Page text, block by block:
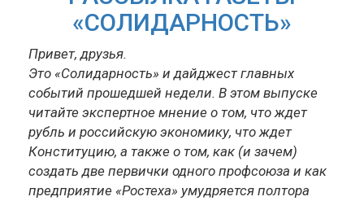
«СОЛИДАРНОСТЬ»
Привет, друзья.
Это «Солидарность» и дайджест главных
событий прошедшей недели. В этом выпуске
читайте экспертное мнение о том, что ждет
рубль и российскую экономику, что ждет
Конституцию, а также о том, как (и зачем)
создать две первички одного профсоюза и как
предприятие «Ростеха» умудряется полтора